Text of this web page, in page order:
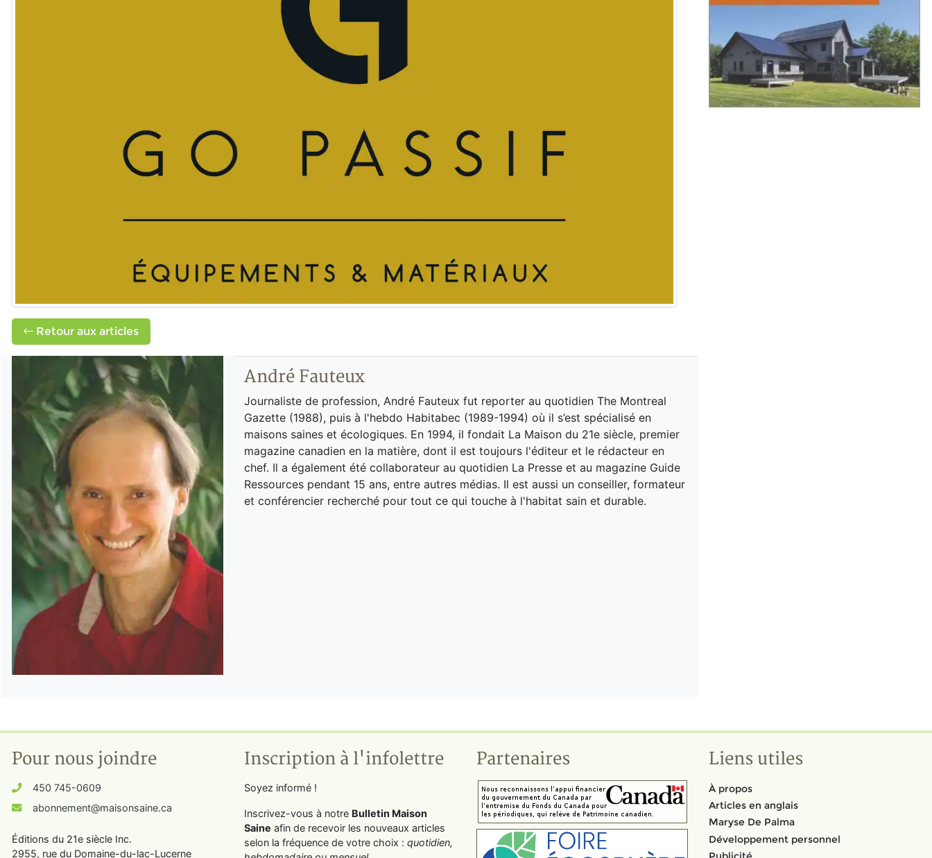
Retour aux articles
André Fauteux
Journaliste de profession, André Fauteux fut reporter au quotidien The Montreal
Gazette (1988), puis à l'hebdo Habitabec (1989-1994) où il s’est spécialisé en
maisons saines et écologiques. En 1994, il fondait La Maison du 21e siècle, premier
magazine canadien en la matière, dont il est toujours l'éditeur et le rédacteur en
chef. Il a également été collaborateur au quotidien La Presse et au magazine Guide
Ressources pendant 15 ans, entre autres médias. Il est aussi un conseiller, formateur
et conférencier recherché pour tout ce qui touche à l'habitat sain et durable.
Pour nous joindre
450 745-0609
abonnement@maisonsaine.ca
Éditions du 21e siècle Inc.
2955, rue du Domaine-du-lac-Lucerne
Inscription à l'infolettre
Soyez informé !
Inscrivez-vous à notre Bulletin Maison
Saine afin de recevoir les nouveaux articles
selon la fréquence de votre choix : quotidien,
Partenaires Liens utiles
À propos
Articles en anglais
Maryse De Palma
Développement personnel